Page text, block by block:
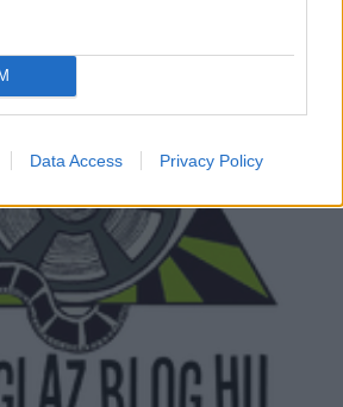
Data Access Privacy Policy